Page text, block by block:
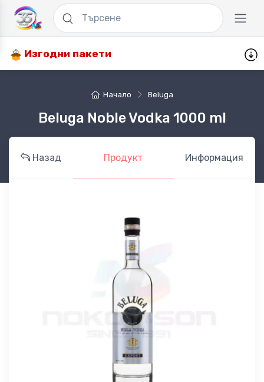
Изгодни пакети
Начало Beluga
Beluga Noble Vodka 1000 ml
Назад Продукт Информация